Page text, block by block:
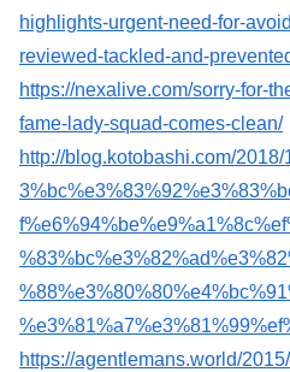
highlights-urgent-need-for-
reviewed-tackled-and-
https://nexalive.com/sorry-for-
fame-lady-squad-comes-clean/
http://blog.kotobashi.com/
https://agentlemans.world/